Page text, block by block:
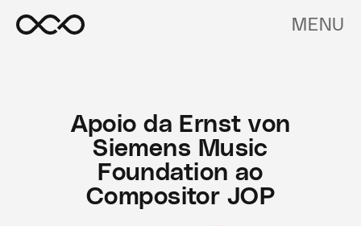
MENU
Apoio da Ernst von
Siemens Music
Foundation ao
Compositor JOP